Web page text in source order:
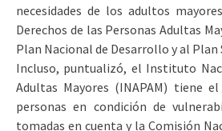
necesidades de los adultos
Derechos de las Personas Adultas
Plan Nacional de Desarrollo y al Plan
Incluso, puntualizó, el Instituto
Adultas Mayores (INAPAM) tiene
personas en condición de
tomadas en cuenta y la Comisión